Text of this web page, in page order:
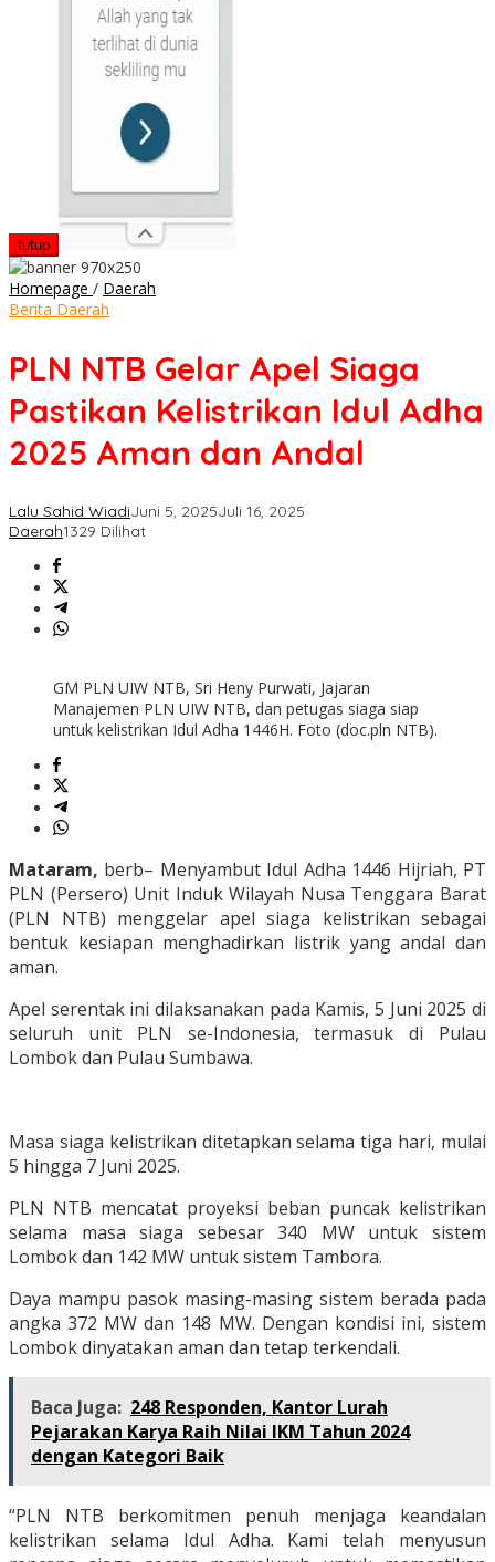
tutup
Homepage / Daerah
Siaga
Kelistrikan
Adha
dan
Berita Daerah
PLN NTB Gelar Apel Siaga
Pastikan Kelistrikan Idul Adha
2025 Aman dan Andal
Lalu Sahid WiadiJuni 5, 2025Juli 16, 2025
Daerah1329 Dilihat
GM PLN UIW NTB, Sri Heny Purwati, Jajaran
Manajemen PLN UIW NTB, dan petugas siaga siap
untuk kelistrikan Idul Adha 1446H. Foto (doc.pln NTB).
Mataram, berb– Menyambut Idul Adha 1446 Hijriah, PT
PLN (Persero) Unit Induk Wilayah Nusa Tenggara Barat
(PLN NTB) menggelar apel siaga kelistrikan sebagai
bentuk kesiapan menghadirkan listrik yang andal dan
aman.
Apel serentak ini dilaksanakan pada Kamis, 5 Juni 2025 di
seluruh unit PLN se-Indonesia, termasuk di Pulau
Lombok dan Pulau Sumbawa.
Masa siaga kelistrikan ditetapkan selama tiga hari, mulai
5 hingga 7 Juni 2025.
PLN NTB mencatat proyeksi beban puncak kelistrikan
selama masa siaga sebesar 340 MW untuk sistem
Lombok dan 142 MW untuk sistem Tambora.
Daya mampu pasok masing-masing sistem berada pada
angka 372 MW dan 148 MW. Dengan kondisi ini, sistem
Lombok dinyatakan aman dan tetap terkendali.
Baca Juga: 248 Responden, Kantor Lurah
Pejarakan Karya Raih Nilai IKM Tahun 2024
dengan Kategori Baik
“PLN NTB berkomitmen penuh menjaga keandalan
kelistrikan selama Idul Adha. Kami telah menyusun